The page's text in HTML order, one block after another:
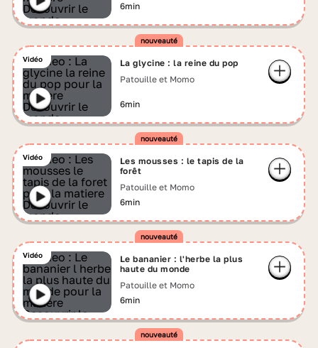
6min
Vidéo
La glycine : la reine du pop
Patouille et Momo
6min
Vidéo
Les mousses : le tapis de la
forêt
Patouille et Momo
6min
Vidéo
Le bananier : l'herbe la plus
haute du monde
Patouille et Momo
6min